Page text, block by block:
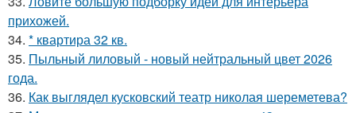
прихожей.
34. * квартира 32 кв.
35. Пыльный лиловый - новый нейтральный цвет 2026
года.
36. Как выглядел кусковский театр николая шереметева?